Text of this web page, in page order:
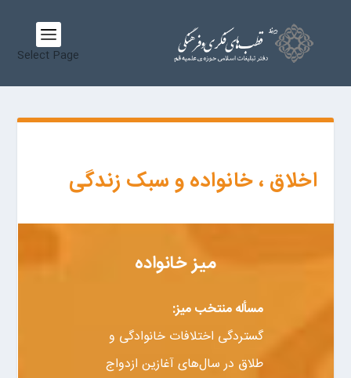
Select Page
اخلاق ، خانواده و سبک زندگی
میز خانواده
مسأله منتخب میز:
گستردگی اختلافات خانوادگی و
طلاق در سال‌های آغازین ازدواج